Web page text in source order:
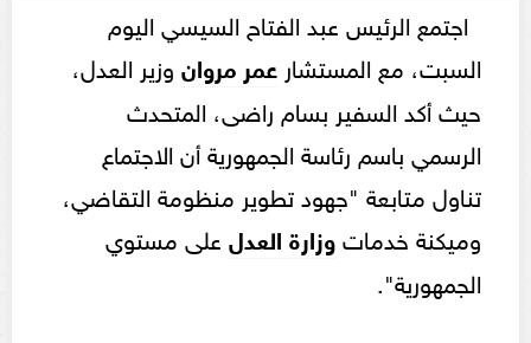
اجتمع الرئيس عبد الفتاح السيسي اليوم
السبت، مع المستشارعمر مروان وزير العدل،
حيث أكد السفير بسام راضى، المتحدث
الرسمي باسم رئاسة الجمهورية أن الاجتماع
تناول متابعة "جهود تطوير منظومة التقاضي،
وميكنة خدماتوزارة العدل على مستوي
الجمهورية".